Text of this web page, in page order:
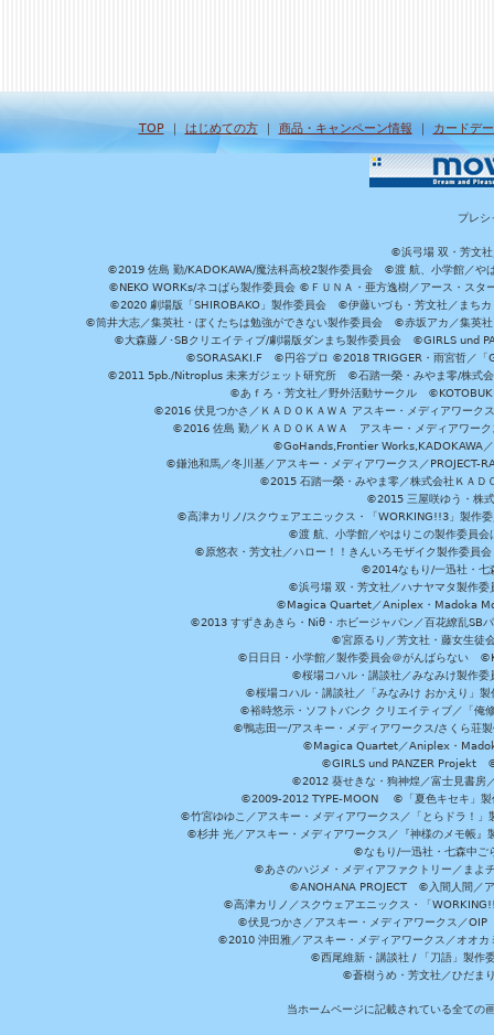
TOP｜ はじめての方｜ 商品・キャンペーン情報 ｜ カードデ
プレシ
©浜弓場 双・芳文社
©2019 佐島 勤/KADOKAWA/魔法科高校2製作委員会 ©渡 航、小学館／や
©NEKO WORKs/ネコぱら製作委員会 ©ＦＵＮＡ・亜方逸樹／アース・ス
©2020 劇場版「SHIROBAKO」製作委員会 ©伊藤いづも・芳文社／まち
©筒井大志／集英社・ぼくたちは勉強ができない製作委員会 ©赤坂アカ／集英
©大森藤ノ･SBクリエイティブ/劇場版ダンまち製作委員会 ©GIRLS und
©SORASAKI.F ©円谷プロ ©2018 TRIGGER・雨宮哲／
©2011 5pb./Nitroplus 未来ガジェット研究所 ©石踏一榮・みやま零/株式
©あｆろ・芳文社／野外活動サークル
©2016 伏見つかさ／ＫＡＤＯＫＡＷＡ アスキー・メディアワー
©2016 佐島 勤／ＫＡＤＯＫＡＷＡ アスキー・メディアワ
©GoHands,Frontier Works,KADOKAWA
©鎌池和馬／冬川基／アスキー・メディアワークス／
©2015 石踏一榮・みやま零／株式会社ＫＡＤ
©2015 三屋咲ゆう・株
©高津カリノ/スクウェアエニックス・「WORKING!!3」製作
©渡 航、小学館／やはりこの製作委員
©原悠衣・芳文社／ハロー！！きんいろモザイク製作委員
©2014なもり/一迅社・
©浜弓場 双・芳文社／ハナヤマタ製作
©Magica Quartet／Aniplex・Madoka
©2013 すずきあきら・Niθ・ホビージャパン／百花繚乱
©宮原るり／芳文社・藤女生徒
©日日日・小学館／製作委員会＠がんばらない
©桜場コハル・講談社／みなみけ製作
©桜場コハル・講談社／「みなみけ おかえり」
©裕時悠示・ソフトバンク クリエイティブ／「
©鴨志田一/アスキー・メディアワークス/さく
©Magica Quartet／Aniplex・
©GIRLS und PANZER Projekt ©
©2012 葵せきな・狗神煌／富士見書
©2009-2012 TYPE-MOON ©「夏色キセキ」製
©竹宮ゆゆこ／アスキー・メディアワークス／「とらドラ！
©杉井 光／アスキー・メディアワークス／『神様のメモ帳
©なもり/一迅社・七森中
©あさのハジメ・メディアファクトリー／ま
©ANOHANA PROJECT ©入間人間／ア
©高津カリノ／スクウェアエニックス・「
©伏見つかさ／アスキー・メディアワークス／
©2010 沖田雅／アスキー・メディアワークス／オオ
©西尾維新・講談社 / 「刀語」製作
©蒼樹うめ・芳文社／ひだま
当ホームページに記載されている全ての